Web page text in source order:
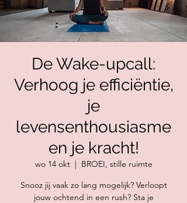
De Wake-upcall:
Verhoog je efficiëntie,
je
levensenthousiasme
en je kracht!
wo 14 okt
  |
BROEI, stille ruimte
Snooz jij vaak zo lang mogelijk? Verloopt
jouw ochtend in een rush? Sta je